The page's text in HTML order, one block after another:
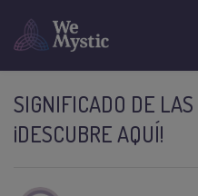
SIGNIFICADO DE
¡DESCUBRE AQUÍ!